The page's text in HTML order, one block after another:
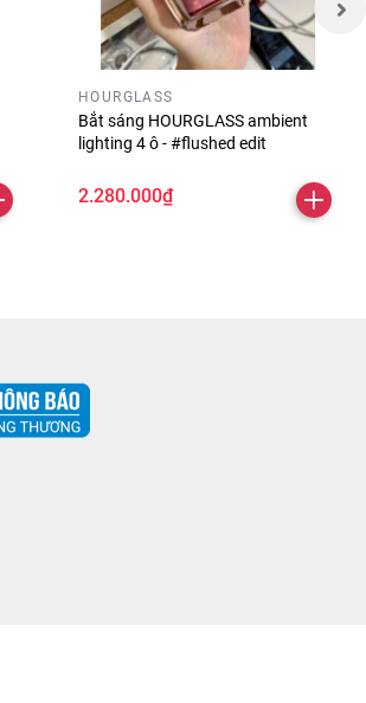
HOURGLASS
Bắt sáng HOURGLASS ambient
lighting 4 ô - #flushed edit
2.280.000₫